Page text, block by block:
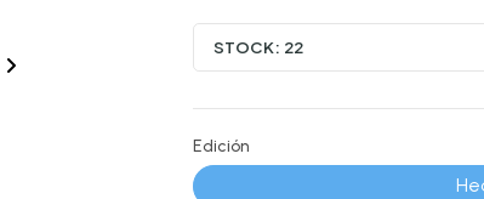
STOCK: 22
Edición